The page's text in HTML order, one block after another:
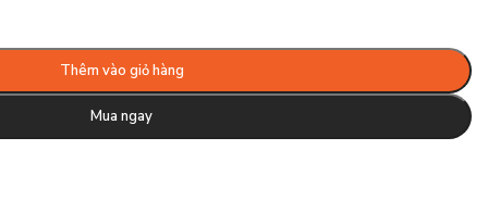
Thêm vào giỏ hàng
Mua ngay